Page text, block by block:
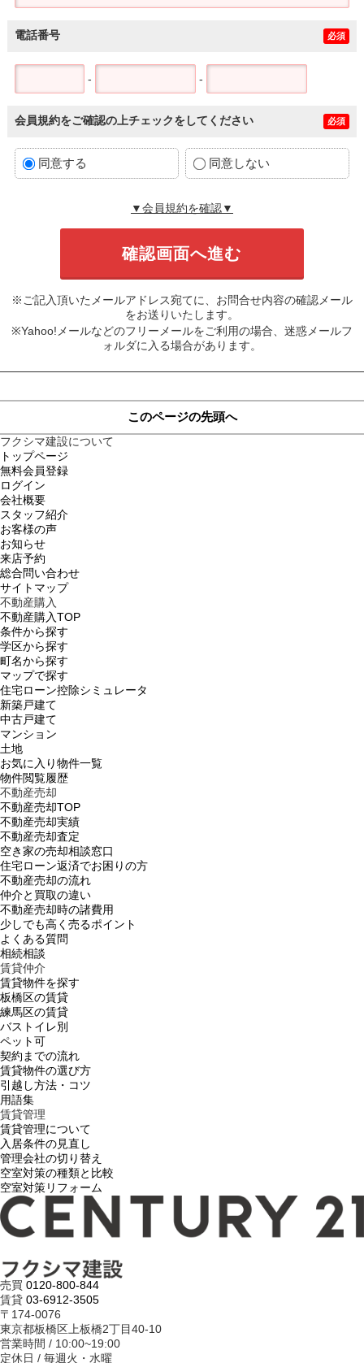
電話番号 必須
- -
会員規約をご確認の上チェックをしてください 必須
同意する 同意しない
▼会員規約を確認▼
※ご記入頂いたメールアドレス宛てに、お問合せ内容の確認メール
をお送りいたします。
※Yahoo!メールなどのフリーメールをご利用の場合、迷惑メールフ
ォルダに入る場合があります。
このページの先頭へ
フクシマ建設について
トップページ
無料会員登録
ログイン
会社概要
スタッフ紹介
お客様の声
お知らせ
来店予約
総合問い合わせ
サイトマップ
不動産購入
不動産購入TOP
条件から探す
学区から探す
町名から探す
マップで探す
住宅ローン控除シミュレータ
新築戸建て
中古戸建て
マンション
土地
お気に入り物件一覧
物件閲覧履歴
不動産売却
不動産売却TOP
不動産売却実績
不動産売却査定
空き家の売却相談窓口
住宅ローン返済でお困りの方
不動産売却の流れ
仲介と買取の違い
不動産売却時の諸費用
少しでも高く売るポイント
よくある質問
相続相談
賃貸仲介
賃貸物件を探す
板橋区の賃貸
練馬区の賃貸
バストイレ別
ペット可
契約までの流れ
賃貸物件の選び方
引越し方法・コツ
用語集
賃貸管理
賃貸管理について
入居条件の見直し
管理会社の切り替え
空室対策の種類と比較
空室対策リフォーム
売買 0120-800-844
賃貸 03-6912-3505
〒174-0076
東京都板橋区上板橋2丁目40-10
営業時間 / 10:00~19:00
定休日 / 毎週火・水曜